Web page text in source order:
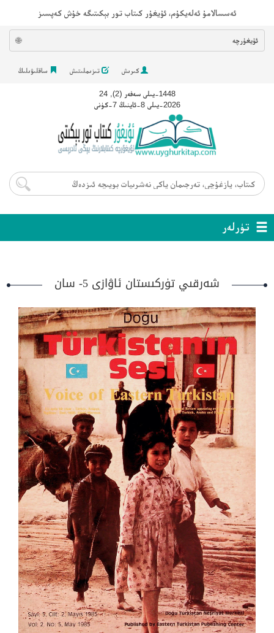
ئەسسالامۇ ئەلەيكۇم، ئۇيغۇر كىتاب تور بېكىتىگە خۇش كەپسىز
ئۇيغۇرچە 🌐
كىرىش تىزىملىتىش ساقلىۋىلىڭ
1448-يىلى سەفەر (2), 24
2026-يىلى 8-ئاينىڭ 7-كۈنى
تۈرلەر
شەرقىي تۈركىستان ئاۋازى 5- سان